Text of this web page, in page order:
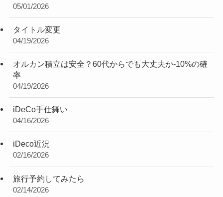
05/01/2026
タイトル変更
04/19/2026
オルカン積立は安全？60代からでも大丈夫か-10%の確
率
04/19/2026
iDeCo手仕舞い
04/16/2026
iDeco近況
02/16/2026
旅行予約してみたら
02/14/2026